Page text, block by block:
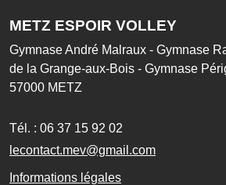
METZ ESPOIR VOLLEY
Gymnase André Malraux - Gymnase
de la Grange-aux-Bois - Gymnase
57000 METZ
Tél. : 06 37 15 92 02
lecontact.mev@gmail.com
Informations légales